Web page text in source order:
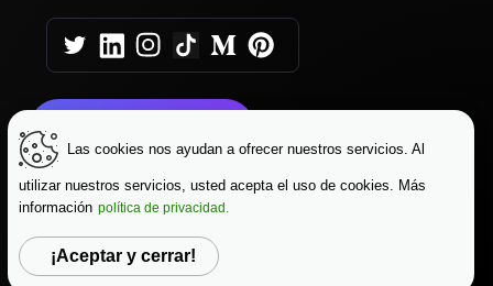
Copyright © 2025 AutoPush | Términos y Condiciones |
Política de Privacidad |
Las cookies nos ayudan a ofrecer nuestros servicios. Al
utilizar nuestros servicios, usted acepta el uso de cookies. Más
información política de privacidad.
¡Aceptar y cerrar!